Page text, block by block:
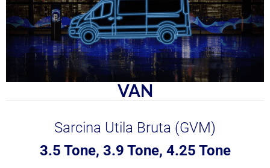
VAN
Sarcina Utila Bruta (GVM)
3.5 Tone, 3.9 Tone, 4.25 Tone